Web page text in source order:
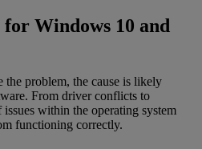
Windows 10 and
problem, the cause is likely
From driver conflicts to
within the operating system
functioning correctly.